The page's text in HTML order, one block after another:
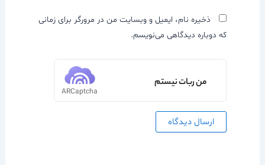
ذخیره نام، ایمیل و وبسایت من در مرورگر برای زمانی
که دوباره دیدگاهی می‌نویسم.
من ربات نیستم
ARCaptcha